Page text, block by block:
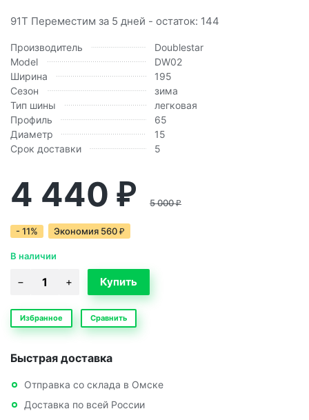
91T Переместим за 5 дней - остаток: 144
Производитель
Doublestar
Model
DW02
Ширина
195
Сезон
зима
Тип шины
легковая
Профиль
65
Диаметр
15
Срок доставки
5
4 440 ₽ 5 000₽
- 11% Экономия 560 ₽
В наличии
Избранное Сравнить
Быстрая доставка
Отправка со склада в Омске
Доставка по всей России